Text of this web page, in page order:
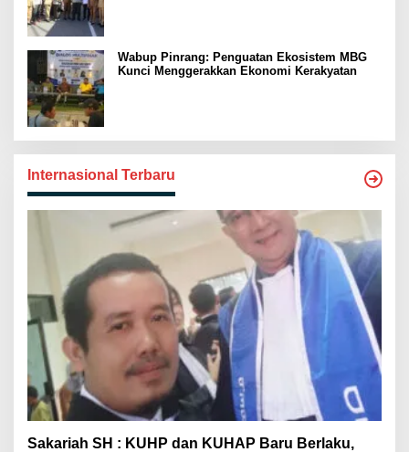
Wabup Pinrang: Penguatan Ekosistem MBG
Kunci Menggerakkan Ekonomi Kerakyatan
Internasional Terbaru
Sakariah SH : KUHP dan KUHAP Baru Berlaku,